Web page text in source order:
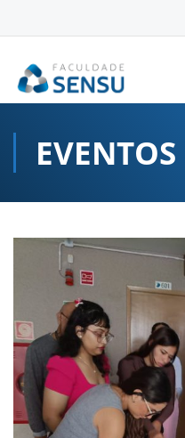
EVENTOS